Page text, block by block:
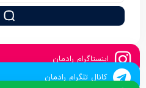
اینستاگرام رادمان
کانال تلگرام رادمان